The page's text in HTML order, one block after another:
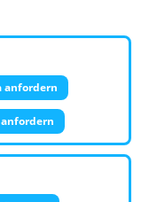
anfordern